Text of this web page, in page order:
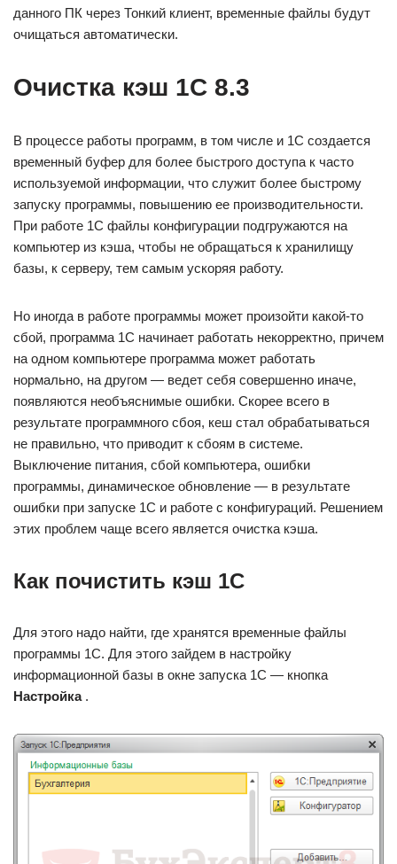
данного ПК через Тонкий клиент, временные файлы будут
очищаться автоматически.
Очистка кэш 1С 8.3
В процессе работы программ, в том числе и 1С создается
временный буфер для более быстрого доступа к часто
используемой информации, что служит более быстрому
запуску программы, повышению ее производительности.
При работе 1С файлы конфигурации подгружаются на
компьютер из кэша, чтобы не обращаться к хранилищу
базы, к серверу, тем самым ускоряя работу.
Но иногда в работе программы может произойти какой-то
сбой, программа 1С начинает работать некорректно, причем
на одном компьютере программа может работать
нормально, на другом — ведет себя совершенно иначе,
появляются необъяснимые ошибки. Скорее всего в
результате программного сбоя, кеш стал обрабатываться
не правильно, что приводит к сбоям в системе.
Выключение питания, сбой компьютера, ошибки
программы, динамическое обновление — в результате
ошибки при запуске 1С и работе с конфигураций. Решением
этих проблем чаще всего является очистка кэша.
Как почистить кэш 1С
Для этого надо найти, где хранятся временные файлы
программы 1С. Для этого зайдем в настройку
информационной базы в окне запуска 1С — кнопка
Настройка.